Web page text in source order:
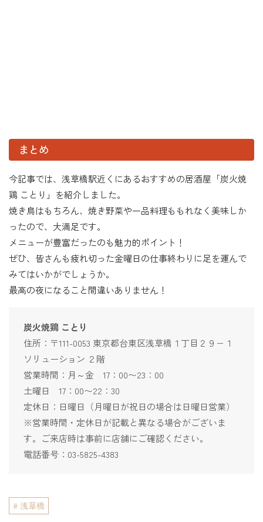
まとめ
今記事では、浅草橋駅近くにあるおすすめの居酒屋「炭火焼
鶏 ことり」を紹介しました。
焼き鳥はもちろん、焼き野菜や一品料理ももれなく美味しか
ったので、大満足です。
メニューが豊富だったのも魅力的ポイント！
ぜひ、皆さんも疲れ切った金曜日の仕事終わりに足を運んで
みてはいかがでしょうか。
最高の夜になること間違いありません！
炭火焼鶏 ことり
住所：〒111-0053 東京都台東区浅草橋１丁目２９−１
ソリューション ２階
営業時間：月～金 17：00〜23：00
土曜日 17：00〜22：30
定休日：日曜日（月曜日が祝日の場合は日曜日営業）
※営業時間・定休日が記載と異なる場合がございま
す。ご来店時は事前に店舗にご確認ください。
電話番号：03-5825-4383
浅草橋